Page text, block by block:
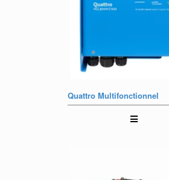
Quattro Multifonctionnel